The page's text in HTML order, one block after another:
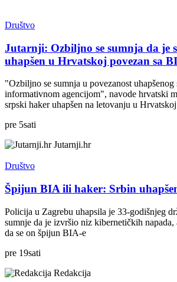
Društvo
Jutarnji: Ozbiljno se sumnja da je
uhapšen u Hrvatskoj povezan sa
"Ozbiljno se sumnja u povezanost uhapšenog
informativnom agencijom", navode hrvatski
srpski haker uhapšen na letovanju u
pre 5sati
Jutarnji.hr
Društvo
Špijun BIA ili haker: Srbin
Policija u Zagrebu uhapsila je 33-godišnjeg
sumnje da je izvršio niz kibernetičkih
da se on špijun BIA-e
pre 19sati
Redakcija